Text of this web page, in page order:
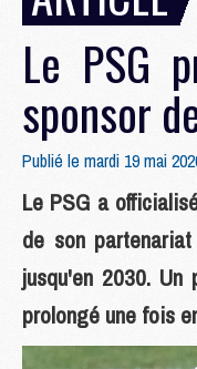
Le PSG
sponsor
Publié le mardi 19 mai
Le PSG a
de son
jusqu'en 2030.
prolongé une fois